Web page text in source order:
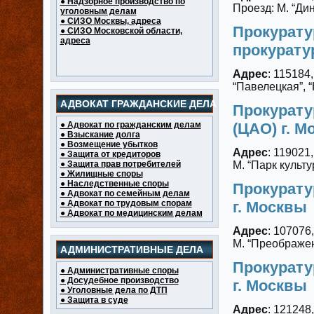
уголовным делам
● СИЗО Москвы, адреса
● СИЗО Московской области,
адреса
АДВОКАТ ГРАЖДАНСКИЕ ДЕЛА
● Адвокат по гражданским делам
● Взыскание долга
● Возмещение убытков
● Защита от кредиторов
● Защита прав потребителей
● Жилищные споры
● Наследственные споры
● Адвокат по семейным делам
● Адвокат по трудовым спорам
● Адвокат по медицинским делам
АДМИНИСТРАТИВНЫЕ ДЕЛА
● Административные споры
● Досудебное производство
● Уголовные дела по ДТП
● Защита в суде
Проезд: М.
Адрес:
“Павелецкая”,
(ЦАО) г.
Адрес:
М. “Парк
г. Москвы
Адрес:
М.
г. Москвы
Адрес: